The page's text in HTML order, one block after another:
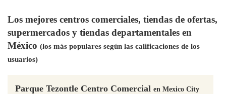
Los mejores centros comerciales, tiendas de ofertas,
supermercados y tiendas departamentales en
México (los más populares según las calificaciones de los
usuarios)
Parque Tezontle Centro Comercial en Mexico City